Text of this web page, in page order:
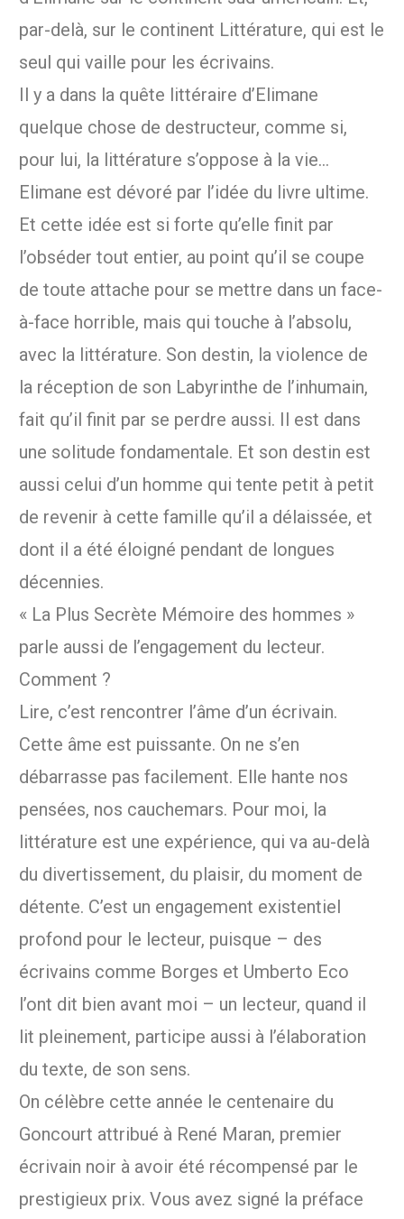
par-delà, sur le continent Littérature, qui est le
seul qui vaille pour les écrivains.
Il y a dans la quête littéraire d’Elimane
quelque chose de destructeur, comme si,
pour lui, la littérature s’oppose à la vie…
Elimane est dévoré par l’idée du livre ultime.
Et cette idée est si forte qu’elle finit par
l’obséder tout entier, au point qu’il se coupe
de toute attache pour se mettre dans un face-
à-face horrible, mais qui touche à l’absolu,
avec la littérature. Son destin, la violence de
la réception de son Labyrinthe de l’inhumain,
fait qu’il finit par se perdre aussi. Il est dans
une solitude fondamentale. Et son destin est
aussi celui d’un homme qui tente petit à petit
de revenir à cette famille qu’il a délaissée, et
dont il a été éloigné pendant de longues
décennies.
« La Plus Secrète Mémoire des hommes »
parle aussi de l’engagement du lecteur.
Comment ?
Lire, c’est rencontrer l’âme d’un écrivain.
Cette âme est puissante. On ne s’en
débarrasse pas facilement. Elle hante nos
pensées, nos cauchemars. Pour moi, la
littérature est une expérience, qui va au-delà
du divertissement, du plaisir, du moment de
détente. C’est un engagement existentiel
profond pour le lecteur, puisque – des
écrivains comme Borges et Umberto Eco
l’ont dit bien avant moi – un lecteur, quand il
lit pleinement, participe aussi à l’élaboration
du texte, de son sens.
On célèbre cette année le centenaire du
Goncourt attribué à René Maran, premier
écrivain noir à avoir été récompensé par le
prestigieux prix. Vous avez signé la préface